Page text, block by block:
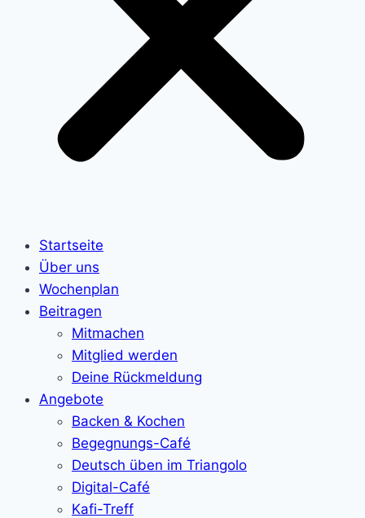
Startseite
Über uns
Wochenplan
Beitragen
Mitmachen
Mitglied werden
Deine Rückmeldung
Angebote
Backen & Kochen
Begegnungs-Café
Deutsch üben im Triangolo
Digital-Café
Kafi-Treff